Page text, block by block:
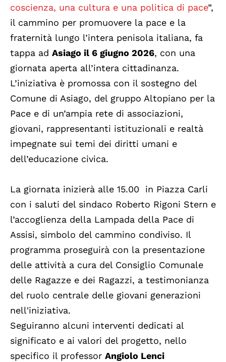
coscienza, una cultura e una politica di pace”,
il cammino per promuovere la pace e la
fraternità lungo l’intera penisola italiana, fa
tappa ad Asiago il 6 giugno 2026, con una
giornata aperta all’intera cittadinanza.
L’iniziativa è promossa con il sostegno del
Comune di Asiago, del gruppo Altopiano per la
Pace e di un’ampia rete di associazioni,
giovani, rappresentanti istituzionali e realtà
impegnate sui temi dei diritti umani e
dell’educazione civica.
La giornata inizierà alle 15.00 in Piazza Carli
con i saluti del sindaco Roberto Rigoni Stern e
l’accoglienza della Lampada della Pace di
Assisi, simbolo del cammino condiviso. Il
programma proseguirà con la presentazione
delle attività a cura del Consiglio Comunale
delle Ragazze e dei Ragazzi, a testimonianza
del ruolo centrale delle giovani generazioni
nell'iniziativa.
Seguiranno alcuni interventi dedicati al
significato e ai valori del progetto, nello
specifico il professor Angiolo Lenci